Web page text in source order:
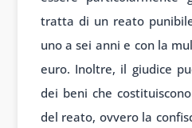
tratta di un reato
uno a sei anni e con la
euro. Inoltre, il giudice
dei beni che
del reato, ovvero la